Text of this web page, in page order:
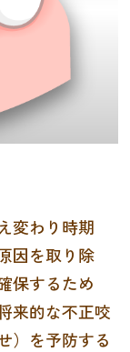
変わり時期
因を取り除
保するため
来的な不正咬
）を予防する